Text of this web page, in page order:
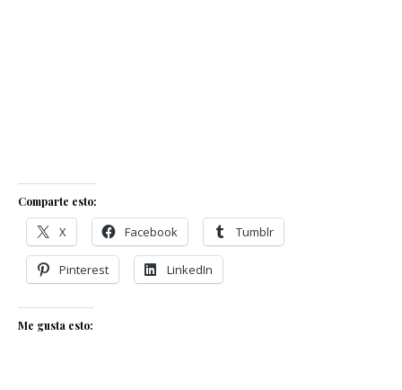
Comparte esto:
X Facebook Tumblr
Pinterest LinkedIn
Me gusta esto: